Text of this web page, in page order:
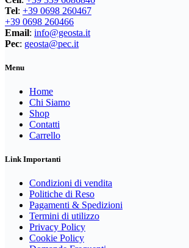
prodotto
Tel: +39 0698 260467
+39 0698 260466
Email: info@geosta.it
Pec: geosta@pec.it
Menu
Home
Chi Siamo
Shop
Contatti
Carrello
Link Importanti
Condizioni di vendita
Politiche di Reso
Pagamenti & Spedizioni
Termini di utilizzo
Privacy Policy
Cookie Policy